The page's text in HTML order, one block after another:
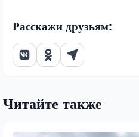
Расскажи друзьям:
Читайте также